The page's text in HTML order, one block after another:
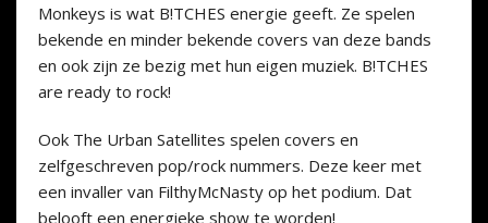
Monkeys is wat B!TCHES energie geeft. Ze spelen
bekende en minder bekende covers van deze bands
en ook zijn ze bezig met hun eigen muziek. B!TCHES
are ready to rock!
Ook The Urban Satellites spelen covers en
zelfgeschreven pop/rock nummers. Deze keer met
een invaller van FilthyMcNasty op het podium. Dat
belooft een energieke show te worden!